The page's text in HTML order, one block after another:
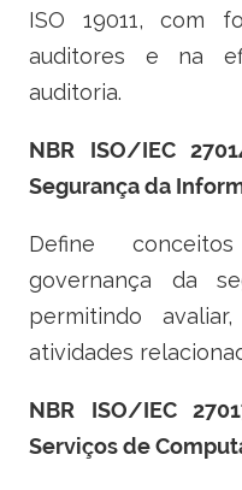
ISO 19011, com
auditores e na
auditoria.
NBR ISO/IEC
Segurança da
Define
governança da
permitindo
atividades
NBR ISO/IEC
Serviços de